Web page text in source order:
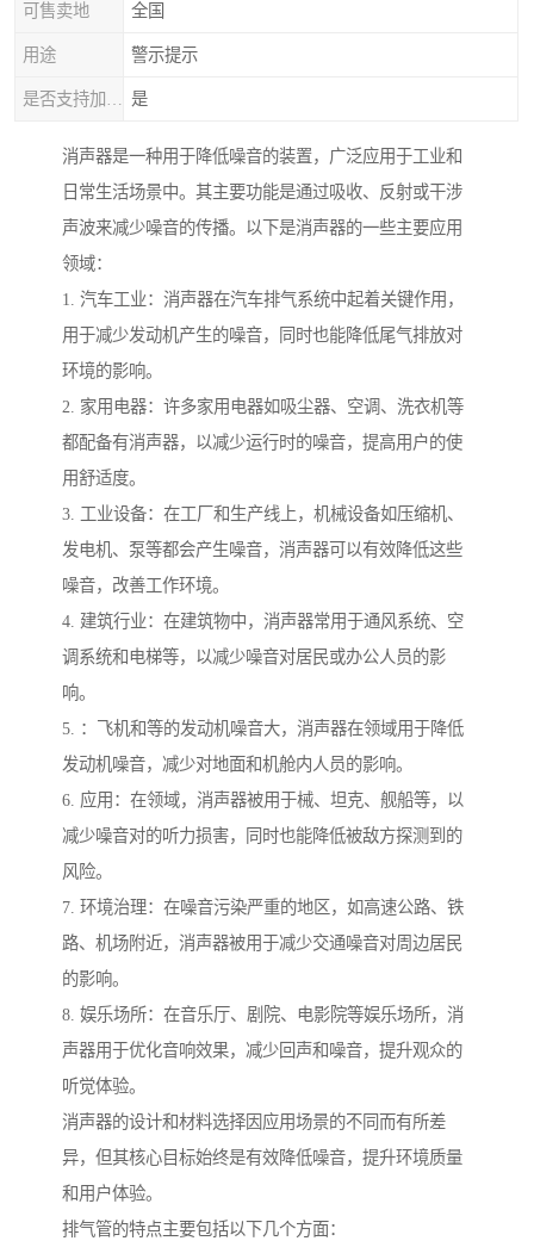
可售卖地 全国
用途 警示提示
是
消声器是一种用于降低噪音的装置，广泛应用于工业和
日常生活场景中。其主要功能是通过吸收、反射或干涉
声波来减少噪音的传播。以下是消声器的一些主要应用
领域：
1. 汽车工业：消声器在汽车排气系统中起着关键作用，
用于减少发动机产生的噪音，同时也能降低尾气排放对
环境的影响。
2. 家用电器：许多家用电器如吸尘器、空调、洗衣机等
都配备有消声器，以减少运行时的噪音，提高用户的使
用舒适度。
3. 工业设备：在工厂和生产线上，机械设备如压缩机、
发电机、泵等都会产生噪音，消声器可以有效降低这些
噪音，改善工作环境。
4. 建筑行业：在建筑物中，消声器常用于通风系统、空
调系统和电梯等，以减少噪音对居民或办公人员的影
响。
5. ：飞机和等的发动机噪音大，消声器在领域用于降低
发动机噪音，减少对地面和机舱内人员的影响。
6. 应用：在领域，消声器被用于械、坦克、舰船等，以
减少噪音对的听力损害，同时也能降低被敌方探测到的
风险。
7. 环境治理：在噪音污染严重的地区，如高速公路、铁
路、机场附近，消声器被用于减少交通噪音对周边居民
的影响。
8. 娱乐场所：在音乐厅、剧院、电影院等娱乐场所，消
声器用于优化音响效果，减少回声和噪音，提升观众的
听觉体验。
消声器的设计和材料选择因应用场景的不同而有所差
异，但其核心目标始终是有效降低噪音，提升环境质量
和用户体验。
排气管的特点主要包括以下几个方面：